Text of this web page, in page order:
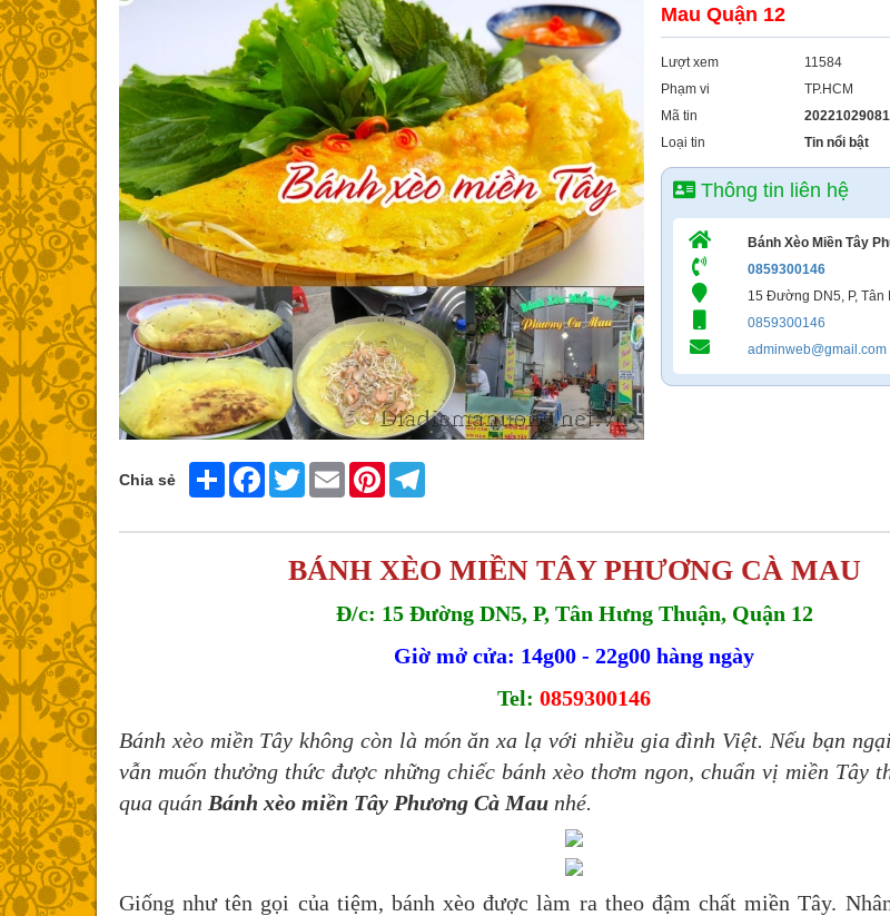
Chia sẻ Share FacebookTwitter Email Pinterest
Mau Quận 12
Lượt xem
11584
Phạm vi
TP.HCM
Mã tin
Loại tin
Tin nổi bật
Thông tin liên hệ
Bánh Xèo Miền Tây
0859300146
15 Đường DN5, P, Tân
0859300146
adminweb@gmail.com
BÁNH XÈO MIỀN TÂY PHƯƠNG CÀ MAU
Đ/c: 15 Đường DN5, P, Tân Hưng Thuận, Quận 12
Giờ mở cửa: 14g00 - 22g00 hàng ngày
Tel: 0859300146
Bánh xèo miền Tây không còn là món ăn xa lạ với nhiều gia đình Việt. Nếu bạn
vẫn muốn thưởng thức được những chiếc bánh xèo thơm ngon, chuẩn vị miền Tây
qua quán Bánh xèo miền Tây Phương Cà Mau nhé.
Giống như tên gọi của tiệm, bánh xèo được làm ra theo đậm chất miền Tây.